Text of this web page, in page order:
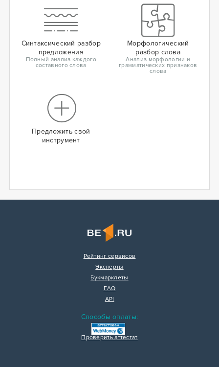
Синтаксический разбор
предложения
Полный анализ каждого
составного слова
Морфологический
разбор слова
Анализ морфологии и
грамматических признаков
слова
Предложить свой
инструмент
Рейтинг сервисов
Эксперты
Букмарклеты
FAQ
API
Способы оплаты:
Проверить аттестат